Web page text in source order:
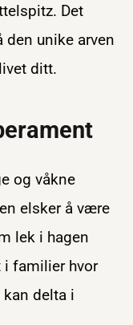
Det
den unike arven
ditt.
og våkne
elsker å være
lek i hagen
i familier hvor
delta i